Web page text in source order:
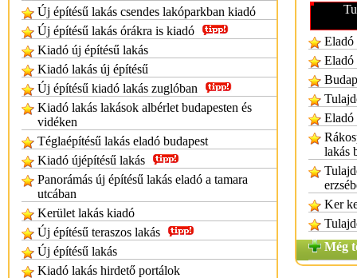
Új építésű lakás csendes lakóparkban kiadó
Új építésű lakás órákra is kiadó
Kiadó új építésű lakás
Kiadó lakás új építésű
Új építésű kiadó lakás zuglóban
Kiadó lakás lakások albérlet budapesten és
vidéken
Téglaépítésű lakás eladó budapest
Kiadó újépítésű lakás
Panorámás új építésű lakás eladó a tamara
utcában
Kerület lakás kiadó
Új építésű teraszos lakás
Új építésű lakás
Kiadó lakás hirdető portálok
Eladó
Eladó
Eladó
lakás
Ker
Még